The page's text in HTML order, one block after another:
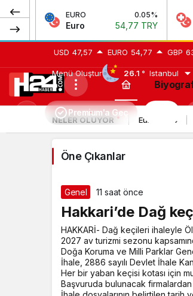
EURO 0.05%
Euro 54,77 TRY
CHF
İsviçre
USD 47,57 EURO 54,77 GBP
Menü Oluştur 26.1 ° Istanbul
Yaşam
Haberleri
değiştir
Premium'a Geç
NELER OLUYOR Euro 2024
Öne Çıkanlar
Genel 11 saat önce
Hakkari’de Dağ
HAKKARİ- Dağ keçileri ihaleyle
2027 av turizmi sezonu
Doğa Koruma ve Milli Parklar
İhale, 2886 sayılı Devlet İhale
Her bir yaban keçisi kotası için
Başvuruda bulunacak